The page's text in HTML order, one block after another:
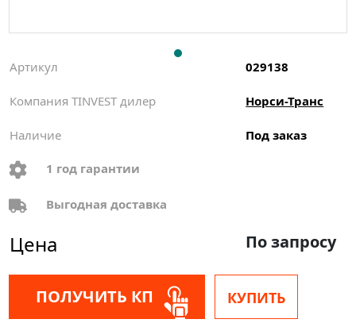
Артикул 029138
Компания TINVEST дилер Норси-Транс
Наличие Под заказ
1 год гарантии
Выгодная доставка
Цена По запросу
ПОЛУЧИТЬ КП КУПИТЬ